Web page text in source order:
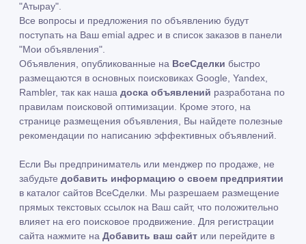
"Атырау".
Все вопросы и предложения по объявлению будут
поступать на Ваш emial адрес и в список заказов в панели
"Мои объявления".
Объявления, опубликованные на ВсеСделки быстро
размещаются в основных поисковиках Google, Yandex,
Rambler, так как наша доска объявлений разработана по
правилам поисковой оптимизации. Кроме этого, на
странице размещения объявления, Вы найдете полезные
рекомендации по написанию эффективных объявлений.
Если Вы предприниматель или менджер по продаже, не
забудьте добавить информацию о своем предприятии
в каталог сайтов ВсеСделки. Мы разрешаем размещение
прямых текстовых ссылок на Ваш сайт, что положительно
влияет на его поисковое продвижение. Для регистрации
сайта нажмите на Добавить ваш сайт или перейдите в